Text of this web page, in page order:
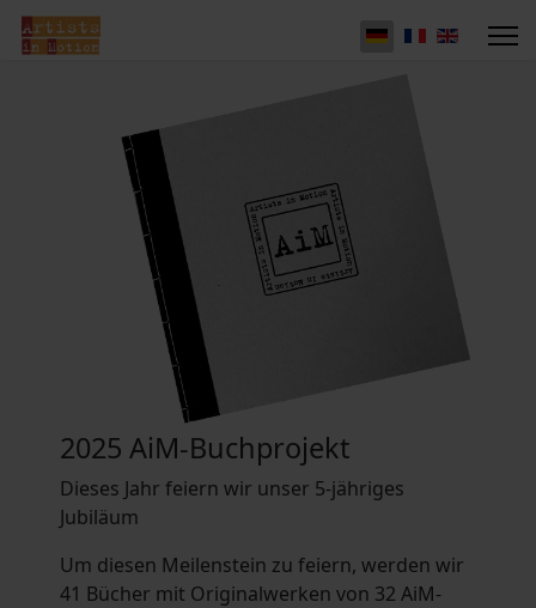
2025 AiM-Buchprojekt
Dieses Jahr feiern wir unser 5-jähriges
Jubiläum
Um diesen Meilenstein zu feiern, werden wir
41 Bücher mit Originalwerken von 32 AiM-